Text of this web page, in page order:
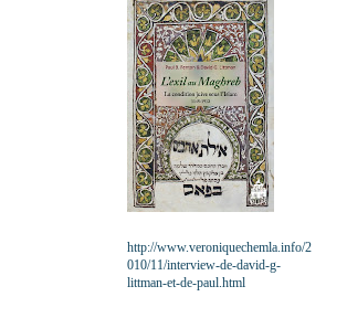
http://www.veroniquechemla.info/2
010/11/interview-de-david-g-
littman-et-de-paul.html